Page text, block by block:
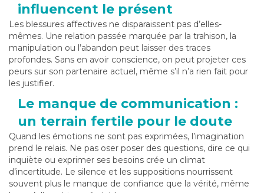
influencent le présent
Les blessures affectives ne disparaissent pas d’elles-
mêmes. Une relation passée marquée par la trahison, la
manipulation ou l’abandon peut laisser des traces
profondes. Sans en avoir conscience, on peut projeter ces
peurs sur son partenaire actuel, même s’il n’a rien fait pour
les justifier.
Le manque de communication :
un terrain fertile pour le doute
Quand les émotions ne sont pas exprimées, l’imagination
prend le relais. Ne pas oser poser des questions, dire ce qui
inquiète ou exprimer ses besoins crée un climat
d’incertitude. Le silence et les suppositions nourrissent
souvent plus le manque de confiance que la vérité, même